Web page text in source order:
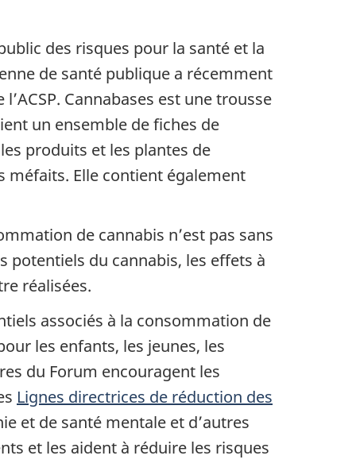
des risques pour la santé et la
de santé publique a récemment
Cannabases est une trousse
un ensemble de fiches de
produits et les plantes de
méfaits. Elle contient également
de cannabis n’est pas sans
potentiels du cannabis, les effets à
réalisées.
associés à la consommation de
les enfants, les jeunes, les
du Forum encouragent les
Lignes directrices de réduction des
et de santé mentale et d’autres
et les aident à réduire les risques